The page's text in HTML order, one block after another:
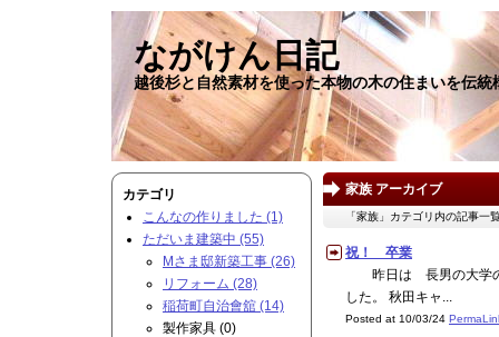
ながけん日記
越後杉と自然素材を使った本物の木の住まいを伝
家族 アーカイブ
「家族」カテゴリ内の記事一
祝！ 卒業
昨日は 長男の大学の
した。 秋田キャ...
Posted at 10/03/24
カテゴリ
こんなの作りました (1)
ただいま建築中 (55)
Mさま邸新築工事 (26)
リフォーム (28)
稲荷町自治會舘 (14)
製作家具 (0)